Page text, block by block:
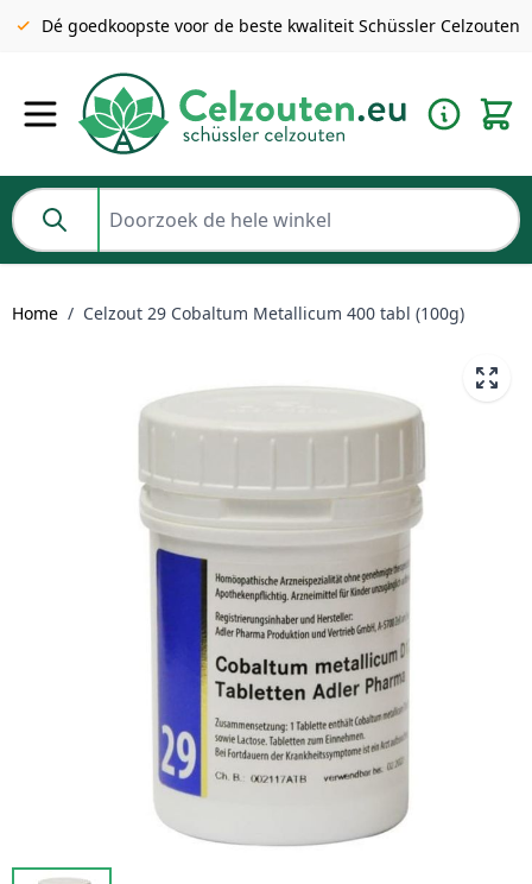
Gratis verzending v.a. €49 NL | BE pakket tot 2KG gratis v.a.
€69
Dé goedkoopste voor de beste kwaliteit Schüssler Celzouten
Doorzoek de hele winkel
Home / Celzout 29 Cobaltum Metallicum 400 tabl (100g)